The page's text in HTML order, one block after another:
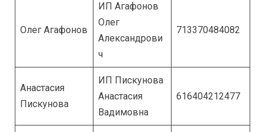
Олег Агафонов
ИП Агафонов
Олег
Александрови
ч
713370484082
Анастасия
Пискунова
ИП Пискунова
Анастасия
Вадимовна
616404212477